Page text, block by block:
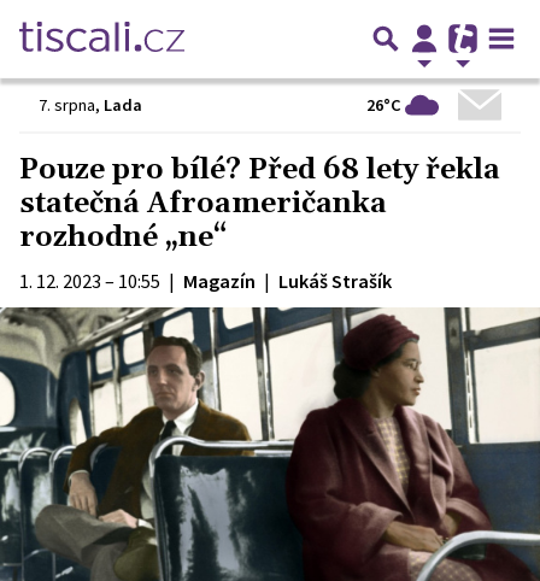
7. srpna, Lada 26°C
Pouze pro bílé? Před 68 lety řekla
statečná Afroameričanka
rozhodné „ne“
1. 12. 2023 – 10:55 | Magazín | Lukáš Strašík